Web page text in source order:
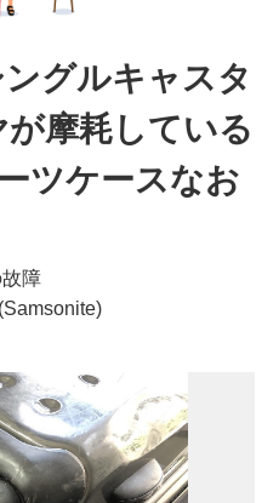
グルキャスタ
摩耗している
ツケースなお
障